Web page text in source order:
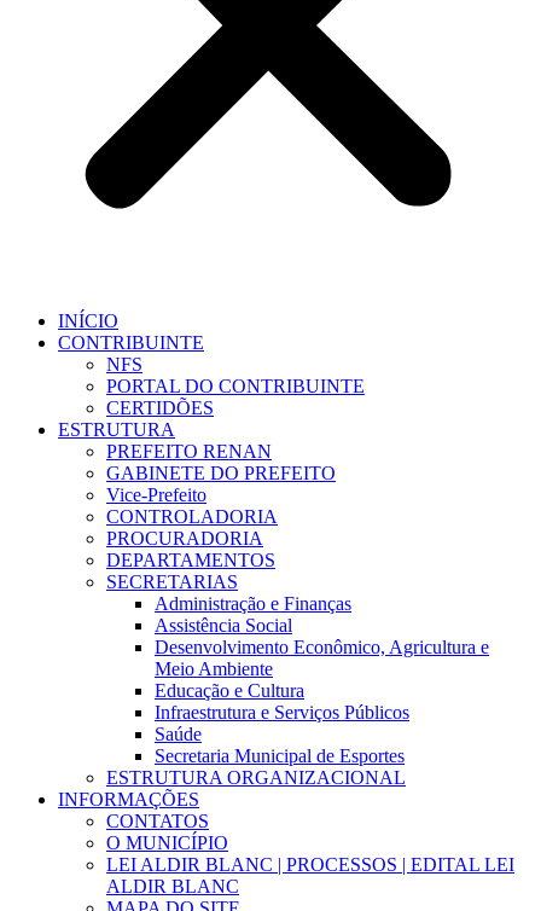
INÍCIO
CONTRIBUINTE
NFS
PORTAL DO CONTRIBUINTE
CERTIDÕES
ESTRUTURA
PREFEITO RENAN
GABINETE DO PREFEITO
Vice-Prefeito
CONTROLADORIA
PROCURADORIA
DEPARTAMENTOS
SECRETARIAS
Administração e Finanças
Assistência Social
Desenvolvimento Econômico, Agricultura e
Meio Ambiente
Educação e Cultura
Infraestrutura e Serviços Públicos
Saúde
Secretaria Municipal de Esportes
ESTRUTURA ORGANIZACIONAL
INFORMAÇÕES
CONTATOS
O MUNICÍPIO
LEI ALDIR BLANC | PROCESSOS | EDITAL LEI
ALDIR BLANC